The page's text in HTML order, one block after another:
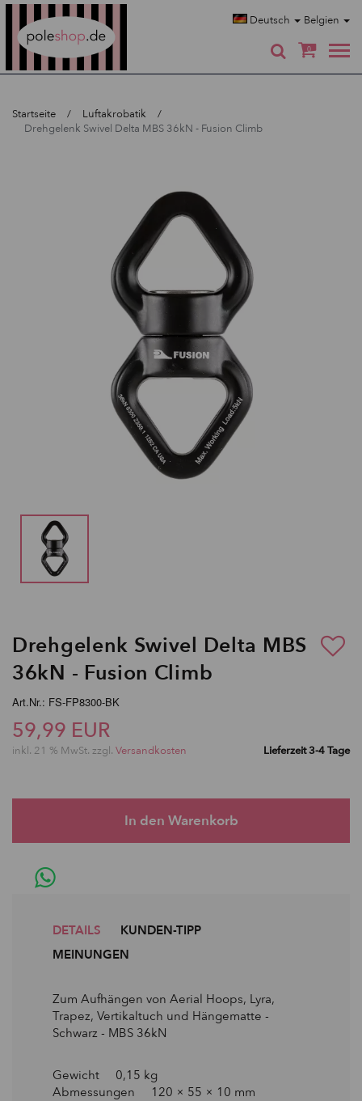
Deutsch Belgien
0
Startseite
Luftakrobatik
Drehgelenk Swivel Delta MBS 36kN - Fusion Climb
Drehgelenk Swivel Delta MBS
36kN - Fusion Climb
Art.Nr.: FS-FP8300-BK
59,99 EUR
inkl. 21 % MwSt. zzgl. Versandkosten Lieferzeit 3-4 Tage
DETAILS
KUNDEN-TIPP
MEINUNGEN
Zum Aufhängen von Aerial Hoops, Lyra,
Trapez, Vertikaltuch und Hängematte -
Schwarz - MBS 36kN
Gewicht 0,15 kg
Abmessungen 120 × 55 × 10 mm